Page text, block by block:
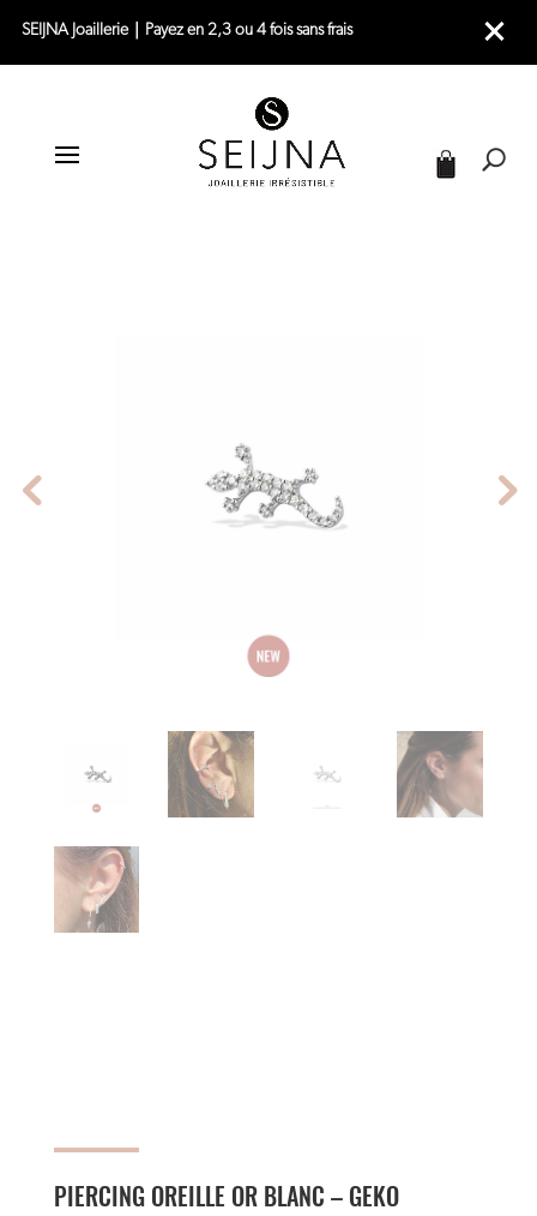
SEIJNA Joaillerie｜Payez en 2,3 ou 4 fois sans frais
JOAILLERIE | PIERCINGS |
PIERCING OREILLE OR BLANC – GEKO